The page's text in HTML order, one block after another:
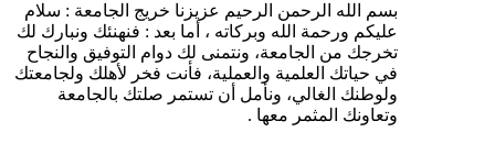
بسم الله الرحمن الرحيم عزيزنا خريج الجامعة : سلام
عليكم ورحمة الله وبركاته ، أما بعد : فنهنئك ونبارك لك
تخرجك من الجامعة، ونتمنى لك دوام التوفيق والنجاح
في حياتك العلمية والعملية، فأنت فخر لأهلك ولجامعتك
ولوطنك الغالي، ونأمل أن تستمر صلتك بالجامعة
وتعاونك المثمر معها .